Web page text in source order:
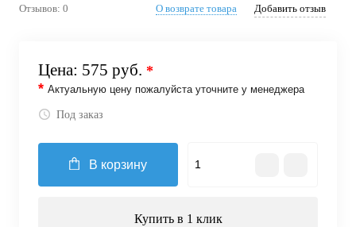
Отзывов: 0 О возврате товара Добавить отзыв
Цена: 575 руб. *
* Актуальную цену пожалуйста уточните у менеджера
Под заказ
В корзину
Купить в 1 клик